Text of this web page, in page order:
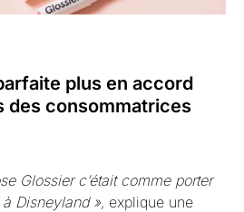
plus en accord
des consommatrices
Glossier c’était comme porter
Disneyland », explique une